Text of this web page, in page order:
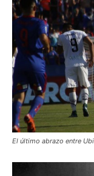
El último abrazo entre